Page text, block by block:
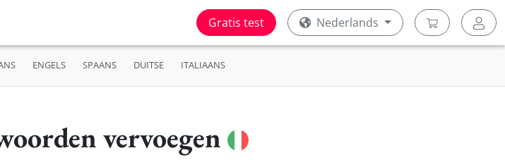
Gratis test Nederlands
ENGELS SPAANS DUITSE ITALIAANS
vervoegen